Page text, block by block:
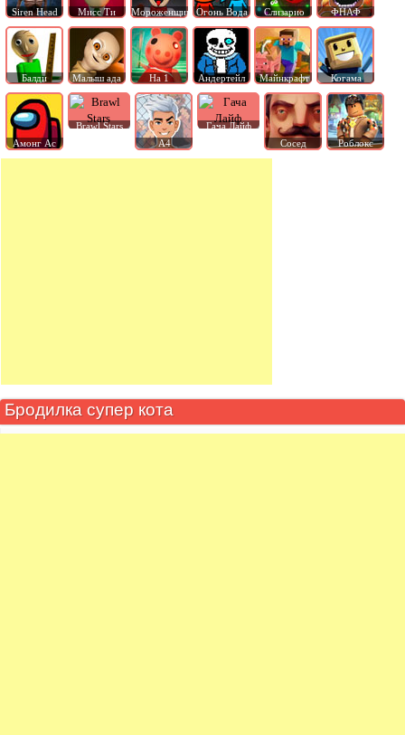
Siren Head Мисс Ти Мороженщик Огонь Вода Слизарио ФНАФ
Балди Малыш ада На 1 Андертейл Майнкрафт Когама
Амонг Ас
Brawl Stars
А4
Гача Лайф
Сосед
Роблокс
Бродилка супер кота